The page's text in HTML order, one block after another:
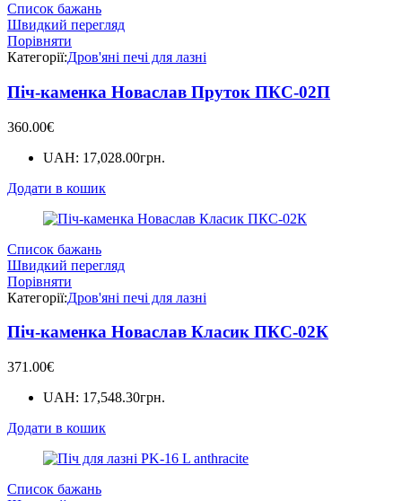
Список бажань
Швидкий перегляд
Порівняти
Категорії:Дров'яні печі для лазні
Піч-каменка Новаслав Пруток ПКС-02П
360.00€
UAH: 17,028.00грн.
Додати в кошик
Список бажань
Швидкий перегляд
Порівняти
Категорії:Дров'яні печі для лазні
Піч-каменка Новаслав Класик ПКС-02К
371.00€
UAH: 17,548.30грн.
Додати в кошик
Список бажань